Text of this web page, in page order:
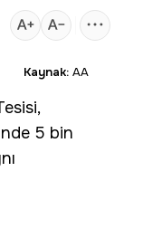
Kaynak: AA
5 bin